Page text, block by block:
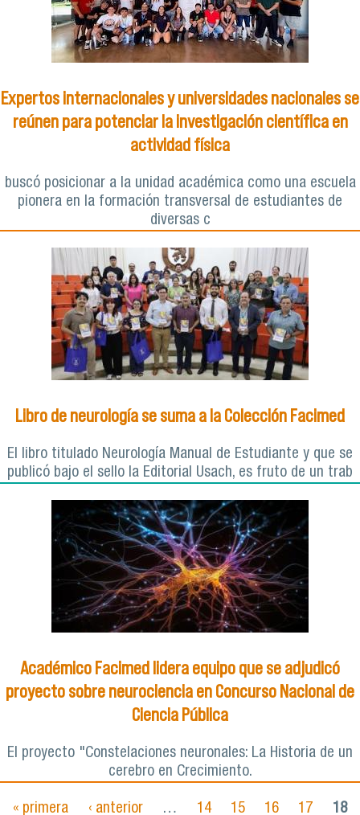
Expertos internacionales y universidades nacionales se
reúnen para potenciar la investigación científica en
actividad física
buscó posicionar a la unidad académica como una escuela
pionera en la formación transversal de estudiantes de
diversas c
Libro de neurología se suma a la Colección Facimed
El libro titulado Neurología Manual de Estudiante y que se
publicó bajo el sello la Editorial Usach, es fruto de un trab
Académico Facimed lidera equipo que se adjudicó
proyecto sobre neurociencia en Concurso Nacional de
Ciencia Pública
El proyecto "Constelaciones neuronales: La Historia de un
cerebro en Crecimiento.
« primera ‹ anterior … 14 15 16 17 18